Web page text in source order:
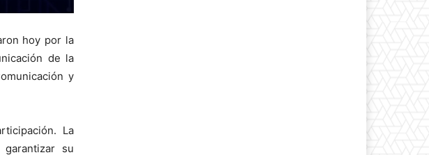
hoy por la
de la
y
La
su